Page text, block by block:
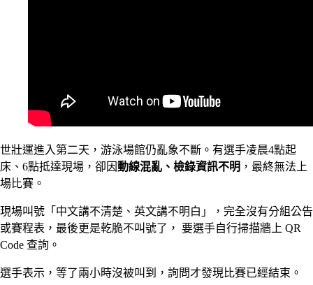
世壯運進入第二天，游泳場館仍亂象不斷。有選手凌晨4點起
床、6點抵達現場，卻因動線混亂、檢錄資訊不明 ，最終無法上
場比賽。
現場叫號「中文講不清楚、英文講不明白」，完全沒有分組公告
或賽程表，最後更是乾脆不叫號了， 要選手自行掃描牆上 QR
Code 查詢。
選手表示，等了兩小時沒被叫到，詢問才發現比賽已經結束。